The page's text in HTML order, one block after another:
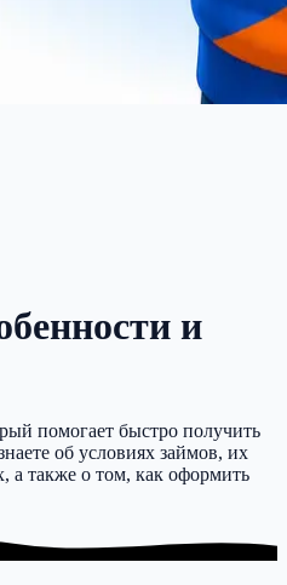
и
помогает быстро получить
об условиях займов, их
а также о том, как оформить